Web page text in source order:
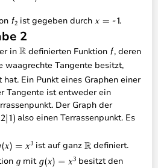
ist gegeben durch .
2
in definierten Funktion
, deren
waagrechte Tangente besitzt,
Ein Punkt eines Graphen einer
Tangente ist entweder ein
Der Graph der
also einen Terrassenpunkt. Es
ist auf ganz
definiert.
mit
besitzt den